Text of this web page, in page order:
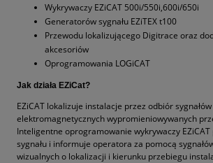
Wykrywaczy EZiCAT 500i/550i,600i/650i
Generatorów sygnału EZiTEX t100
Przewodu lokalizującego Digitrace oraz
akcesoriów
Oprogramowania LOGiCAT
Jak działa EZiCat?
EZiCAT lokalizuje instalacje przez odbiór sygnałów
elektromagnetycznych wypromieniowywanych
Inteligentne oprogramowanie wykrywaczy
sygnału i informuje operatora za pomocą
wizualnych o lokalizacji i kierunku przebiegu